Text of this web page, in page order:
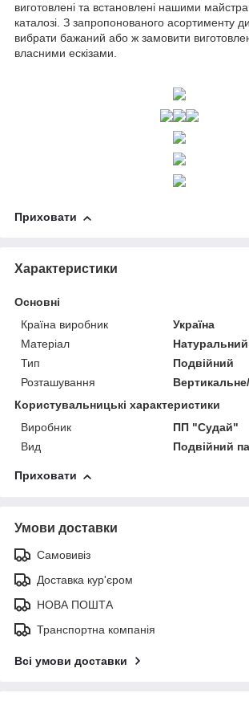
виготовлені та встановлені нашими
каталозі. З запропонованого асортименту
вибрати бажаний або ж замовити
власними ескізами.
Приховати
Характеристики
Основні
Країна виробник
Україна
Матеріал
Натуральний
Тип
Подвійний
Розташування
Користувальницькі характеристики
Виробник
ПП "Судай"
Вид
Подвійний
Приховати
Умови доставки
Самовивіз
Доставка кур'єром
НОВА ПОШТА
Транспортна компанія
Всі умови доставки